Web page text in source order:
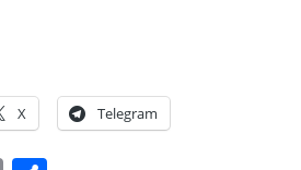
X Telegram